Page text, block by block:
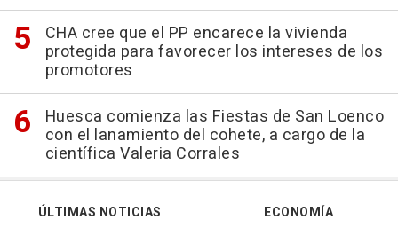
CHA cree que el PP encarece la vivienda
protegida para favorecer los intereses de los
promotores
Huesca comienza las Fiestas de San Loenco
con el lanamiento del cohete, a cargo de la
científica Valeria Corrales
ÚLTIMAS NOTICIAS
ECONOMÍA